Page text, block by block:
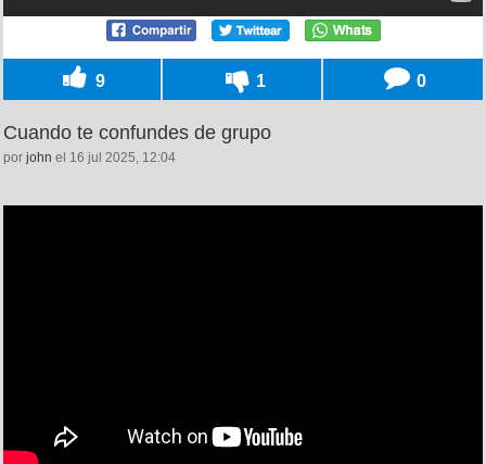
9 1 0
Cuando te confundes de grupo
por john el 16 jul 2025, 12:04